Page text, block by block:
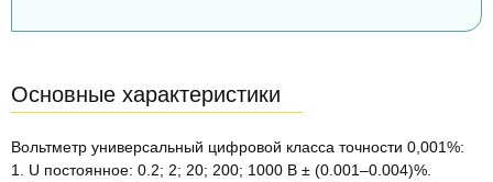
Основные характеристики
Вольтметр универсальный цифровой класса точности 0,001%:
1. U постоянное: 0.2; 2; 20; 200; 1000 В ± (0.001–0.004)%.